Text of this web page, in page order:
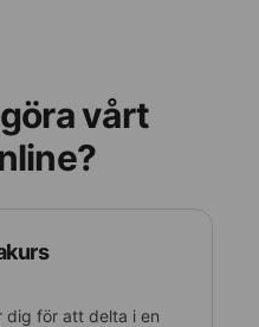
vårt
dig för att delta i en